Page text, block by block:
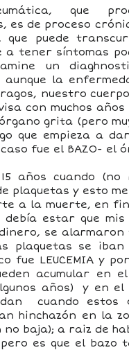
que
es de proceso
puede
a tener síntomas
un
aunque la
nuestro
con muchos
grita (pero
que empieza a
fue el BAZO- el
años cuando
plaquetas y esto
a la muerte, en
debía estar que
se
plaquetas se
fue LEUCEMIA y
acumular en
años) y en el
cuando estos
hinchazón en la
no baja); a raiz de
es que el